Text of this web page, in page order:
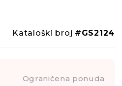
Kataloški broj #GS2124
Ograničena ponuda